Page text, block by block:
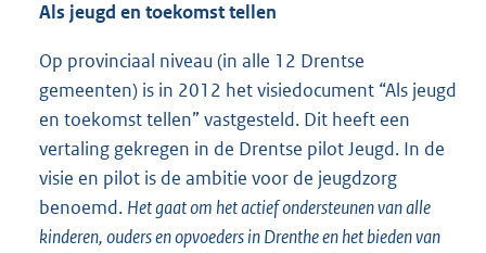
Als jeugd en toekomst tellen
Op provinciaal niveau (in alle 12 Drentse
gemeenten) is in 2012 het visiedocument “Als jeugd
en toekomst tellen” vastgesteld. Dit heeft een
vertaling gekregen in de Drentse pilot Jeugd. In de
visie en pilot is de ambitie voor de jeugdzorg
benoemd. Het gaat om het actief ondersteunen van alle
kinderen, ouders en opvoeders in Drenthe en het bieden van